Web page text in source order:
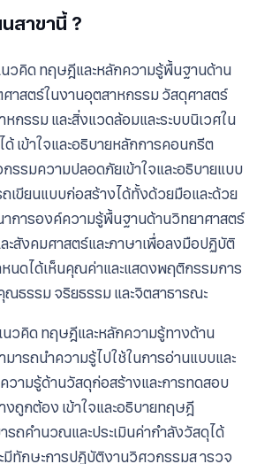
สาขานี้ ?
วคิด ทฤษฎีและหลักความรู้พื้นฐานด้าน
าสตร์ในงานอุตสาหกรรม วัสดุศาสตร์
กรรม และสิ่งแวดล้อมและระบบนิเวศใน
เข้าใจและอธิบายหลักการคอนกรีต
กรรมความปลอดภัยเข้าใจและอธิบายแบบ
เขียนแบบก่อสร้างได้ทั้งด้วยมือและด้วย
การองค์ความรู้พื้นฐานด้านวิทยาศาสตร์
ะสังคมศาสตร์และภาษาเพื่อลงมือปฏิบัติ
นดได้เห็นคุณค่าและแสดงพฤติกรรมการ
ธรรม จริยธรรม และจิตสาธารณะ
วคิด ทฤษฎีและหลักความรู้ทางด้าน
มารถนำความรู้ไปใช้ในการอ่านแบบและ
วามรู้ด้านวัสดุก่อสร้างและการทดสอบ
งถูกต้อง เข้าใจและอธิบายทฤษฎี
รถคำนวณและประเมินค่ากำลังวัสดุได้
มีทักษะการปฏิบัติงานวิศวกรรมส ารวจ